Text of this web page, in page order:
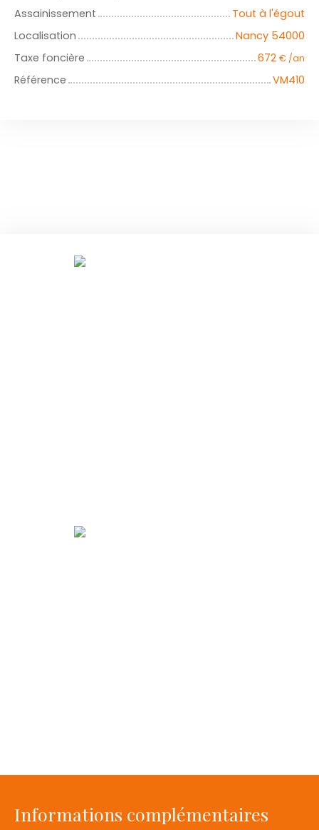
Assainissement
Tout à l'égout
Localisation
Nancy 54000
Taxe foncière
672 € /an
Référence VM410
Informations complémentaires